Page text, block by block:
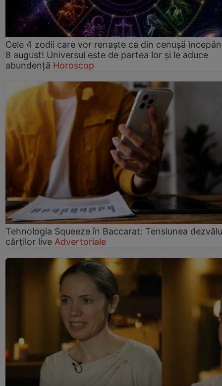
Cele 4 zodii care vor renaște ca din cenușă
8 august! Universul este de partea lor și le aduce
abundență Horoscop
Tehnologia Squeeze în Baccarat: Tensiunea
cărților live Advertoriale